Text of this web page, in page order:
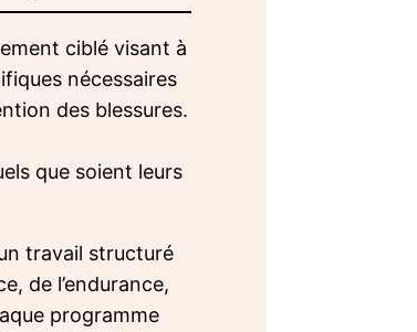
ciblé visant à
nécessaires
des blessures.
que soient leurs
travail structuré
de l’endurance,
programme